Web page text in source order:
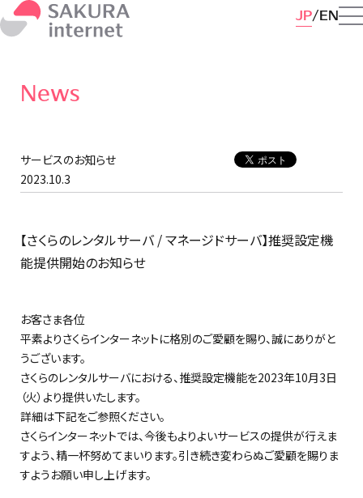
JP EN
News
サービスのお知らせ
2023.10.3
【さくらのレンタルサーバ / マネージドサーバ】推奨設定機
能提供開始のお知らせ
お客さま各位
平素よりさくらインターネットに格別のご愛顧を賜り、誠にありがと
うございます。
さくらのレンタルサーバにおける、推奨設定機能を2023年10月3日
（火）より提供いたします。
詳細は下記をご参照ください。
さくらインターネットでは、今後もよりよいサービスの提供が行えま
すよう、精一杯努めてまいります。引き続き変わらぬご愛顧を賜りま
すようお願い申し上げます。